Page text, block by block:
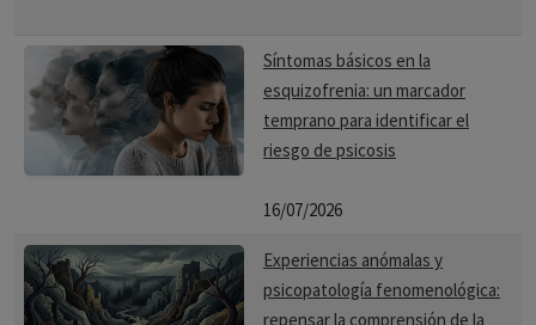
Síntomas básicos en la
esquizofrenia: un marcador
temprano para identificar el
riesgo de psicosis
16/07/2026
Experiencias anómalas y
psicopatología fenomenológica:
repensar la comprensión de la